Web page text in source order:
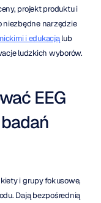
projekt produktu i
niezbędne narzędzie
i edukacją lub
ludzkich wyborów.
EEG
i grupy fokusowe,
Dają bezpośrednią